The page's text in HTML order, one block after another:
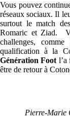
Vous pouvez
réseaux sociaux. Il
surtout le match
Romaric et Ziad.
challenges,
qualification à la
Génération Foot l’a
être de retour à
Pierre-Marie